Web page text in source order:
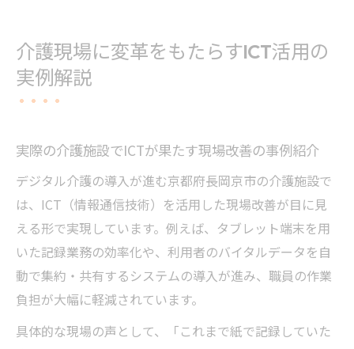
介護現場に変革をもたらすICT活用の
実例解説
実際の介護施設でICTが果たす現場改善の事例紹介
デジタル介護の導入が進む京都府長岡京市の介護施設で
は、ICT（情報通信技術）を活用した現場改善が目に見
える形で実現しています。例えば、タブレット端末を用
いた記録業務の効率化や、利用者のバイタルデータを自
動で集約・共有するシステムの導入が進み、職員の作業
負担が大幅に軽減されています。
具体的な現場の声として、「これまで紙で記録していた